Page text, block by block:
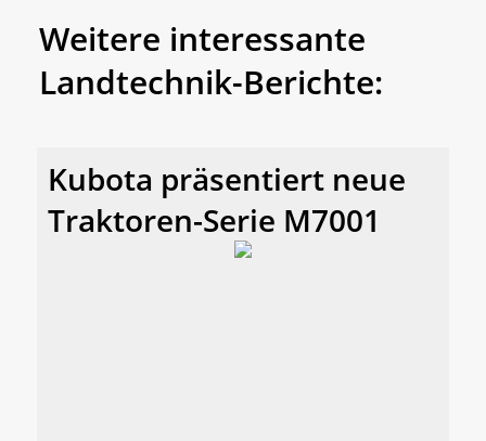
Weitere interessante
Landtechnik-Berichte:
Kubota präsentiert neue
Traktoren-Serie M7001